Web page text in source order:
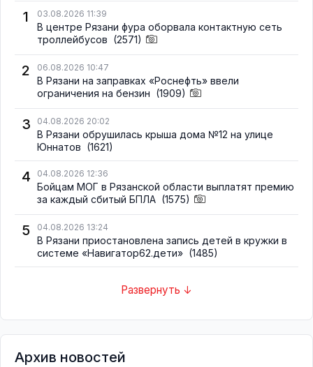
1
03.08.2026 11:39
В центре Рязани фура оборвала контактную сеть
троллейбусов (2571)
2 06.08.2026 10:47
В Рязани на заправках «Роснефть» ввели
ограничения на бензин (1909)
3 04.08.2026 20:02
В Рязани обрушилась крыша дома №12 на улице
Юннатов (1621)
4 04.08.2026 12:36
Бойцам МОГ в Рязанской области выплатят премию
за каждый сбитый БПЛА (1575)
5 04.08.2026 13:24
В Рязани приостановлена запись детей в кружки в
системе «Навигатор62.дети» (1485)
Развернуть ↓
Архив новостей